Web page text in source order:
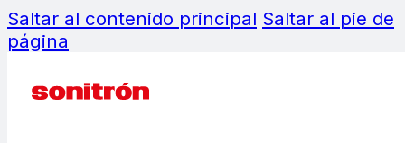
Saltar al contenido principal Saltar al pie de
página